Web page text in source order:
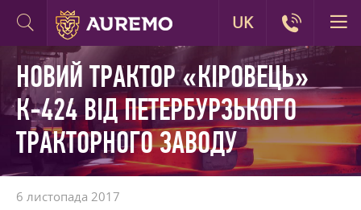
НОВИЙ ТРАКТОР «КІРОВЕЦЬ»
К-424 ВІД ПЕТЕРБУРЗЬКОГО
ТРАКТОРНОГО ЗАВОДУ
6 листопада 2017
UK